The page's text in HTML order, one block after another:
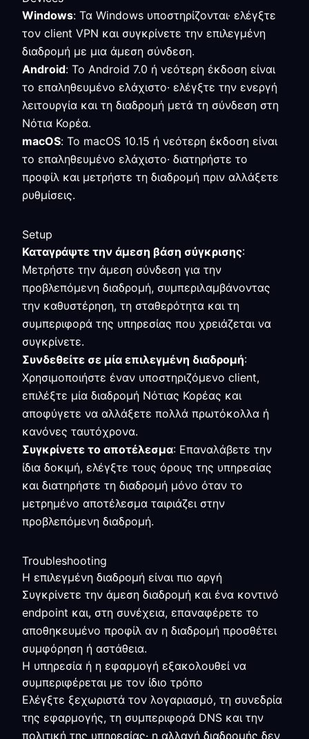
Windows: Τα Windows υποστηρίζονται· ελέγξτε
τον client VPN και συγκρίνετε την επιλεγμένη
διαδρομή με μια άμεση σύνδεση.
Android: Το Android 7.0 ή νεότερη έκδοση είναι
το επαληθευμένο ελάχιστο· ελέγξτε την ενεργή
λειτουργία και τη διαδρομή μετά τη σύνδεση στη
Νότια Κορέα.
macOS: Το macOS 10.15 ή νεότερη έκδοση είναι
το επαληθευμένο ελάχιστο· διατηρήστε το
προφίλ και μετρήστε τη διαδρομή πριν αλλάξετε
ρυθμίσεις.
Setup
Καταγράψτε την άμεση βάση σύγκρισης:
Μετρήστε την άμεση σύνδεση για την
προβλεπόμενη διαδρομή, συμπεριλαμβάνοντας
την καθυστέρηση, τη σταθερότητα και τη
συμπεριφορά της υπηρεσίας που χρειάζεται να
συγκρίνετε.
Συνδεθείτε σε μία επιλεγμένη διαδρομή:
Χρησιμοποιήστε έναν υποστηριζόμενο client,
επιλέξτε μία διαδρομή Νότιας Κορέας και
αποφύγετε να αλλάξετε πολλά πρωτόκολλα ή
κανόνες ταυτόχρονα.
Συγκρίνετε το αποτέλεσμα: Επαναλάβετε την
ίδια δοκιμή, ελέγξτε τους όρους της υπηρεσίας
και διατηρήστε τη διαδρομή μόνο όταν το
μετρημένο αποτέλεσμα ταιριάζει στην
προβλεπόμενη διαδρομή.
Troubleshooting
Η επιλεγμένη διαδρομή είναι πιο αργή
Συγκρίνετε την άμεση διαδρομή και ένα κοντινό
endpoint και, στη συνέχεια, επαναφέρετε το
αποθηκευμένο προφίλ αν η διαδρομή προσθέτει
συμφόρηση ή αστάθεια.
Η υπηρεσία ή η εφαρμογή εξακολουθεί να
συμπεριφέρεται με τον ίδιο τρόπο
Ελέγξτε ξεχωριστά τον λογαριασμό, τη συνεδρία
της εφαρμογής, τη συμπεριφορά DNS και την
πολιτική της υπηρεσίας· η αλλαγή διαδρομής δεν